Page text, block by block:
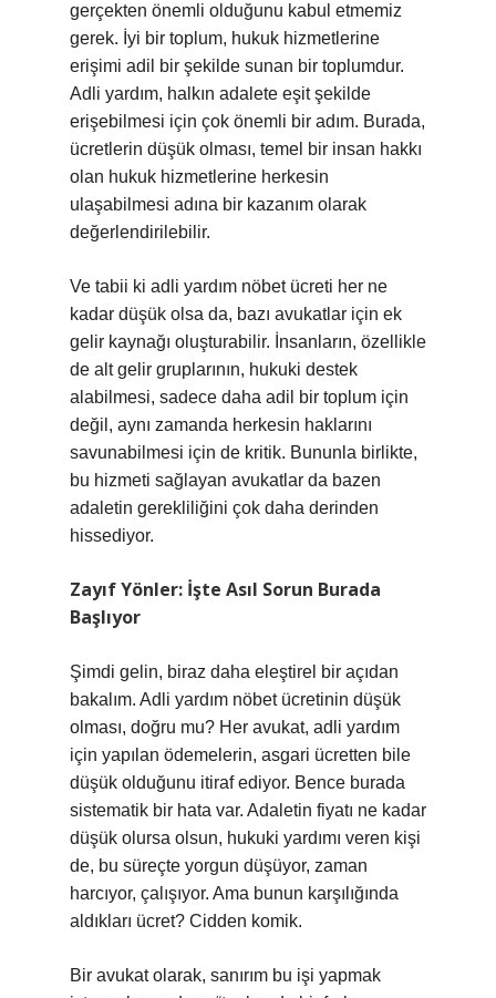
gerçekten önemli olduğunu kabul etmemiz
gerek. İyi bir toplum, hukuk hizmetlerine
erişimi adil bir şekilde sunan bir toplumdur.
Adli yardım, halkın adalete eşit şekilde
erişebilmesi için çok önemli bir adım. Burada,
ücretlerin düşük olması, temel bir insan hakkı
olan hukuk hizmetlerine herkesin
ulaşabilmesi adına bir kazanım olarak
değerlendirilebilir.
Ve tabii ki adli yardım nöbet ücreti her ne
kadar düşük olsa da, bazı avukatlar için ek
gelir kaynağı oluşturabilir. İnsanların, özellikle
de alt gelir gruplarının, hukuki destek
alabilmesi, sadece daha adil bir toplum için
değil, aynı zamanda herkesin haklarını
savunabilmesi için de kritik. Bununla birlikte,
bu hizmeti sağlayan avukatlar da bazen
adaletin gerekliliğini çok daha derinden
hissediyor.
Zayıf Yönler: İşte Asıl Sorun Burada
Başlıyor
Şimdi gelin, biraz daha eleştirel bir açıdan
bakalım. Adli yardım nöbet ücretinin düşük
olması, doğru mu? Her avukat, adli yardım
için yapılan ödemelerin, asgari ücretten bile
düşük olduğunu itiraf ediyor. Bence burada
sistematik bir hata var. Adaletin fiyatı ne kadar
düşük olursa olsun, hukuki yardımı veren kişi
de, bu süreçte yorgun düşüyor, zaman
harcıyor, çalışıyor. Ama bunun karşılığında
aldıkları ücret? Cidden komik.
Bir avukat olarak, sanırım bu işi yapmak